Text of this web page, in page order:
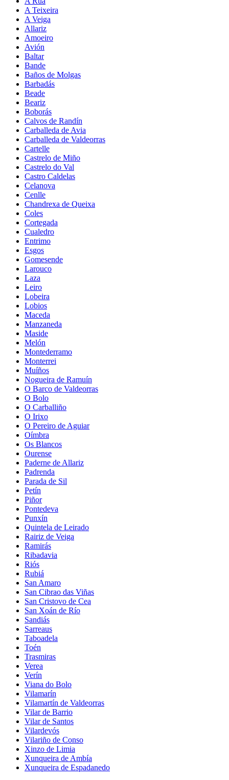
A Teixeira
A Veiga
Allariz
Amoeiro
Avión
Baltar
Bande
Baños de Molgas
Barbadás
Beade
Beariz
Boborás
Calvos de Randín
Carballeda de Avia
Carballeda de Valdeorras
Cartelle
Castrelo de Miño
Castrelo do Val
Castro Caldelas
Celanova
Cenlle
Chandrexa de Queixa
Coles
Cortegada
Cualedro
Entrimo
Esgos
Gomesende
Larouco
Laza
Leiro
Lobeira
Lobios
Maceda
Manzaneda
Maside
Melón
Montederramo
Monterrei
Muíños
Nogueira de Ramuín
O Barco de Valdeorras
O Bolo
O Carballiño
O Irixo
O Pereiro de Aguiar
Oímbra
Os Blancos
Ourense
Paderne de Allariz
Padrenda
Parada de Sil
Petín
Piñor
Pontedeva
Punxín
Quintela de Leirado
Rairiz de Veiga
Ramirás
Ribadavia
Riós
Rubiá
San Amaro
San Cibrao das Viñas
San Cristovo de Cea
San Xoán de Río
Sandiás
Sarreaus
Taboadela
Toén
Trasmiras
Verea
Verín
Viana do Bolo
Vilamarín
Vilamartín de Valdeorras
Vilar de Barrio
Vilar de Santos
Vilardevós
Vilariño de Conso
Xinzo de Limia
Xunqueira de Ambía
Xunqueira de Espadanedo